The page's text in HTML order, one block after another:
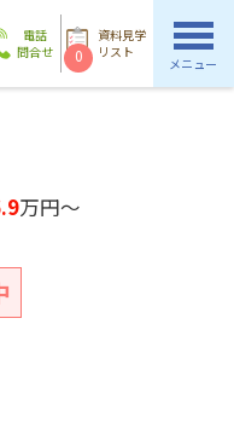
電話
問合せ
資料見学
リスト
0 メニュー
万円～